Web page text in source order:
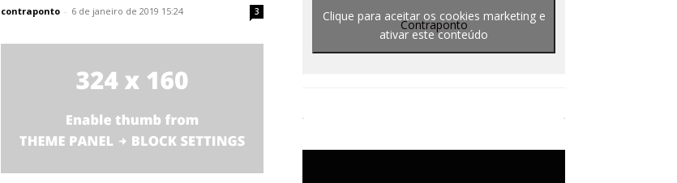
contraponto - 6 de janeiro de 2019 15:24 3
Contraponto
Clique para aceitar os cookies marketing e
ativar este conteúdo